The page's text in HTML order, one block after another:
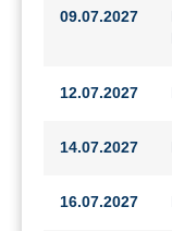
09.07.2027
12.07.2027
14.07.2027
16.07.2027